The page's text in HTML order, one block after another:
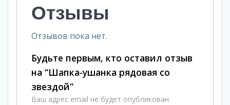
Отзывы
Отзывов пока нет.
Будьте первым, кто оставил отзыв
на “Шапка-ушанка рядовая со
звездой”
Ваш адрес email не будет опубликован.